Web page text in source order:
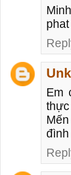
Em
đình